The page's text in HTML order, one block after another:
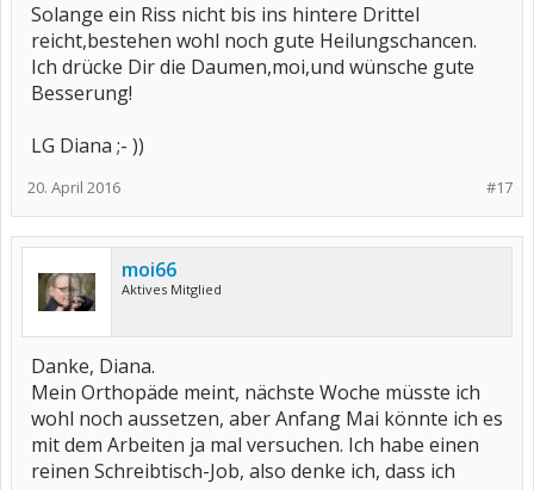
Solange ein Riss nicht bis ins hintere Drittel
reicht,bestehen wohl noch gute Heilungschancen.
Ich drücke Dir die Daumen,moi,und wünsche gute
Besserung!
LG Diana ;- ))
#17
20. April 2016
moi66
Aktives Mitglied
Danke, Diana.
Mein Orthopäde meint, nächste Woche müsste ich
wohl noch aussetzen, aber Anfang Mai könnte ich es
mit dem Arbeiten ja mal versuchen. Ich habe einen
reinen Schreibtisch-Job, also denke ich, dass ich